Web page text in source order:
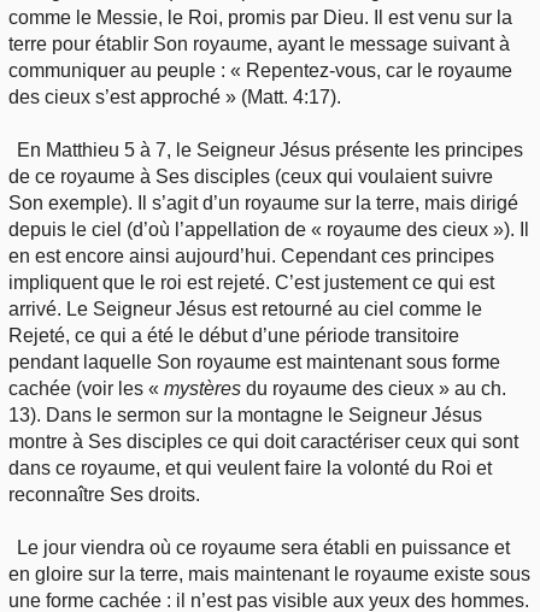
comme le Messie, le Roi, promis par Dieu. Il est venu sur la
terre pour établir Son royaume, ayant le message suivant à
communiquer au peuple : « Repentez-vous, car le royaume
des cieux s’est approché » (Matt. 4:17).
En Matthieu 5 à 7, le Seigneur Jésus présente les principes
de ce royaume à Ses disciples (ceux qui voulaient suivre
Son exemple). Il s’agit d’un royaume sur la terre, mais dirigé
depuis le ciel (d’où l’appellation de « royaume des cieux »). Il
en est encore ainsi aujourd’hui. Cependant ces principes
impliquent que le roi est rejeté. C’est justement ce qui est
arrivé. Le Seigneur Jésus est retourné au ciel comme le
Rejeté, ce qui a été le début d’une période transitoire
pendant laquelle Son royaume est maintenant sous forme
cachée (voir les « mystères du royaume des cieux » au ch.
13). Dans le sermon sur la montagne le Seigneur Jésus
montre à Ses disciples ce qui doit caractériser ceux qui sont
dans ce royaume, et qui veulent faire la volonté du Roi et
reconnaître Ses droits.
Le jour viendra où ce royaume sera établi en puissance et
en gloire sur la terre, mais maintenant le royaume existe sous
une forme cachée : il n’est pas visible aux yeux des hommes.